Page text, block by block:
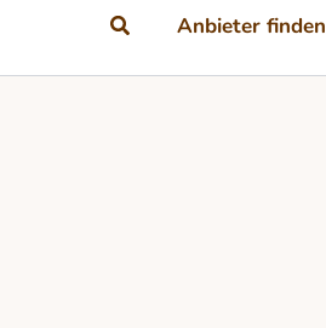
SuchenAnbieter finden